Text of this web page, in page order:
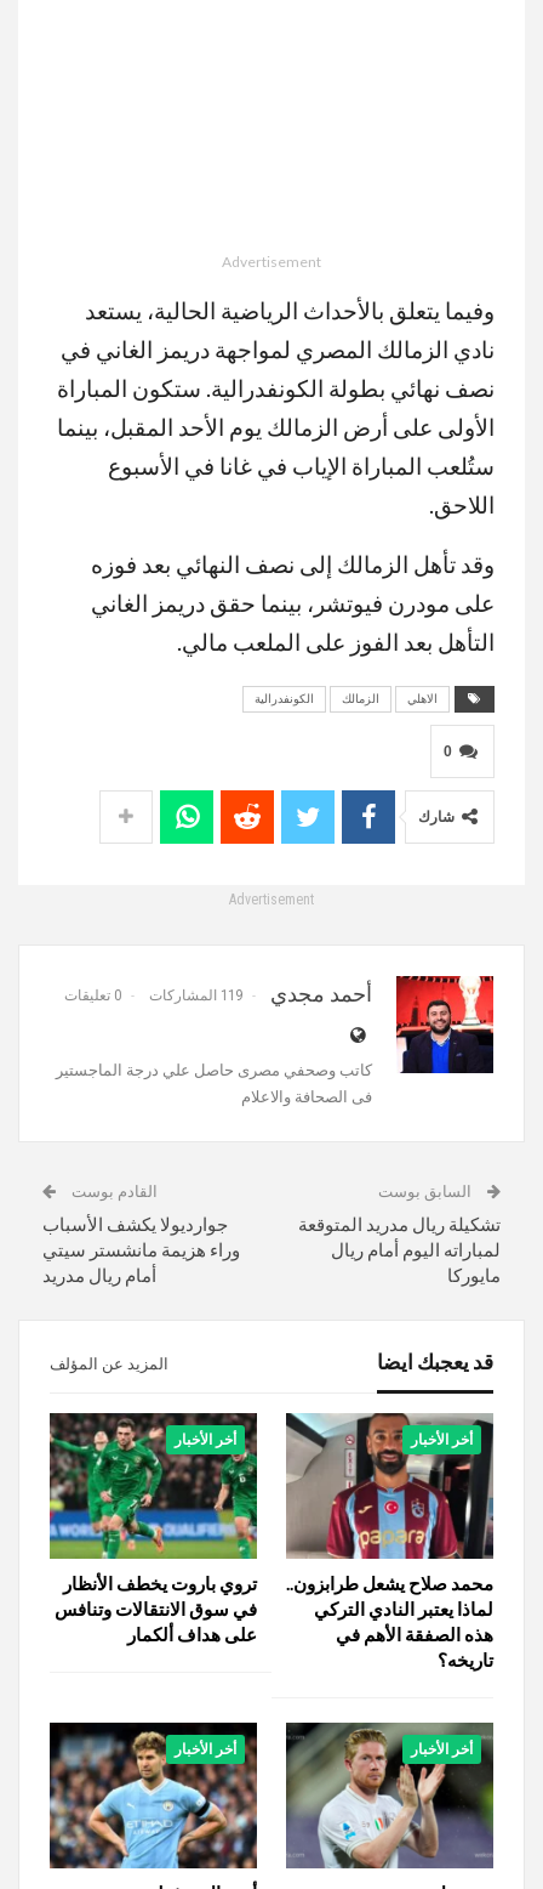
Advertisement
وفيما يتعلق بالأحداث الرياضية الحالية، يستعد
نادي الزمالك المصري لمواجهة دريمز الغاني في
نصف نهائي بطولة الكونفدرالية. ستكون المباراة
الأولى على أرض الزمالك يوم الأحد المقبل، بينما
ستُلعب المباراة الإياب في غانا في الأسبوع
اللاحق.
وقد تأهل الزمالك إلى نصف النهائي بعد فوزه
على مودرن فيوتشر، بينما حقق دريمز الغاني
التأهل بعد الفوز على الملعب مالي.
الاهلي الزمالك الكونفدرالية
0
شارك
Advertisement
أحمد مجدي 119 المشاركات 0 تعليقات
كاتب وصحفي مصرى حاصل علي درجة الماجستير
فى الصحافة والاعلام
السابق بوست
تشكيلة ريال مدريد المتوقعة
لمباراته اليوم أمام ريال
مايوركا
القادم بوست
جوارديولا يكشف الأسباب
وراء هزيمة مانشستر سيتي
أمام ريال مدريد
قد يعجبك ايضا المزيد عن المؤلف
أخر الأخبار
محمد صلاح يشعل طرابزون..
لماذا يعتبر النادي التركي
هذه الصفقة الأهم في
تاريخه؟
أخر الأخبار
تروي باروت يخطف الأنظار
في سوق الانتقالات وتنافس
على هداف ألكمار
أخر الأخبار أخر الأخبار